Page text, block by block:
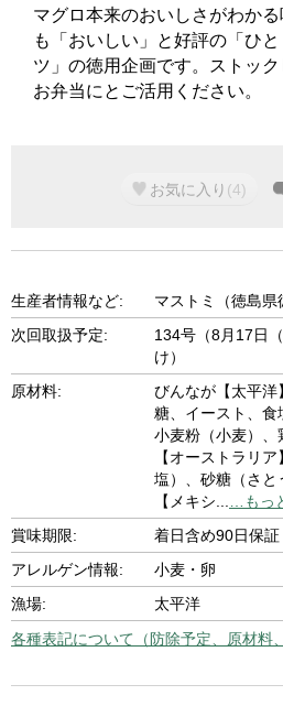
マグロ本来のおいしさがわか
も「おいしい」と好評の「ひ
ツ」の徳用企画です。ストック
お弁当にとご活用ください。
お気に入り (4)
生産者情報など:
マストミ（徳島県
次回取扱予定:
134号（8月17日
け）
原材料:
びんなが【太平洋
糖、イースト、食
小麦粉（小麦）、
【オーストラリ
塩）、砂糖（さと
【メキシ
…もっ
賞味期限:
着日含め90日保証
アレルゲン情報:
小麦・卵
漁場:
太平洋
各種表記について（防除予定、原材料